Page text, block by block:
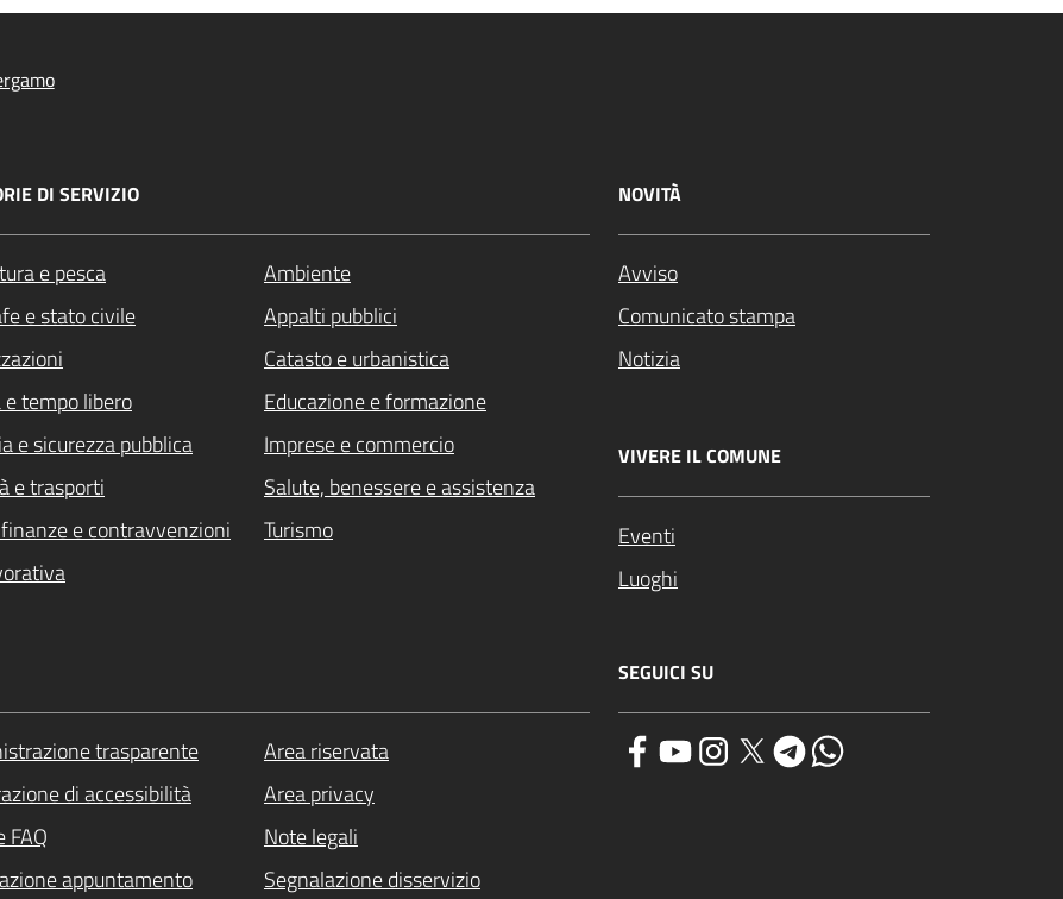
DI SERVIZIO
e pesca
Ambiente
e stato civile
Appalti pubblici
Catasto e urbanistica
e tempo libero
Educazione e formazione
e sicurezza pubblica
Imprese e commercio
e trasporti
Salute, benessere e assistenza
e contravvenzioni
Turismo
NOVITÀ
Avviso
Comunicato stampa
Notizia
VIVERE IL COMUNE
Eventi
Luoghi
trasparente
Area riservata
di accessibilità
Area privacy
FAQ
Note legali
appuntamento
Segnalazione disservizio
SEGUICI SU